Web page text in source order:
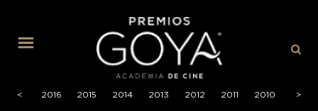
<
2017 2016 2015 2014 2013 2012 2011 2010 2009
>